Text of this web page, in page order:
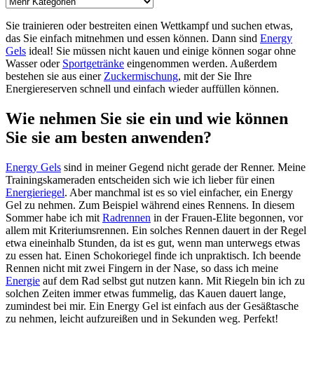
Sie trainieren oder bestreiten einen Wettkampf und suchen etwas,
das Sie einfach mitnehmen und essen können. Dann sind Energy
Gels ideal! Sie müssen nicht kauen und einige können sogar ohne
Wasser oder Sportgetränke eingenommen werden. Außerdem
bestehen sie aus einer Zuckermischung, mit der Sie Ihre
Energiereserven schnell und einfach wieder auffüllen können.
Wie nehmen Sie sie ein und wie können
Sie sie am besten anwenden?
Energy Gels sind in meiner Gegend nicht gerade der Renner. Meine
Trainingskameraden entscheiden sich wie ich lieber für einen
Energieriegel. Aber manchmal ist es so viel einfacher, ein Energy
Gel zu nehmen. Zum Beispiel während eines Rennens. In diesem
Sommer habe ich mit Radrennen in der Frauen-Elite begonnen, vor
allem mit Kriteriumsrennen. Ein solches Rennen dauert in der Regel
etwa eineinhalb Stunden, da ist es gut, wenn man unterwegs etwas
zu essen hat. Einen Schokoriegel finde ich unpraktisch. Ich beende
Rennen nicht mit zwei Fingern in der Nase, so dass ich meine
Energie auf dem Rad selbst gut nutzen kann. Mit Riegeln bin ich zu
solchen Zeiten immer etwas fummelig, das Kauen dauert lange,
zumindest bei mir. Ein Energy Gel ist einfach aus der Gesäßtasche
zu nehmen, leicht aufzureißen und in Sekunden weg. Perfekt!